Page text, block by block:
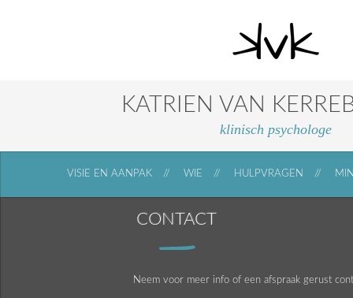
KATRIEN VAN
klinisch psychologe
VISIE EN AANPAK WIE HULPVRAGEN
CONTACT
Neem voor meer info of een afspraak gerust